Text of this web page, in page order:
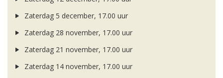
Zaterdag 5 december, 17.00 uur
Zaterdag 28 november, 17.00 uur
Zaterdag 21 november, 17.00 uur
Zaterdag 14 november, 17.00 uur